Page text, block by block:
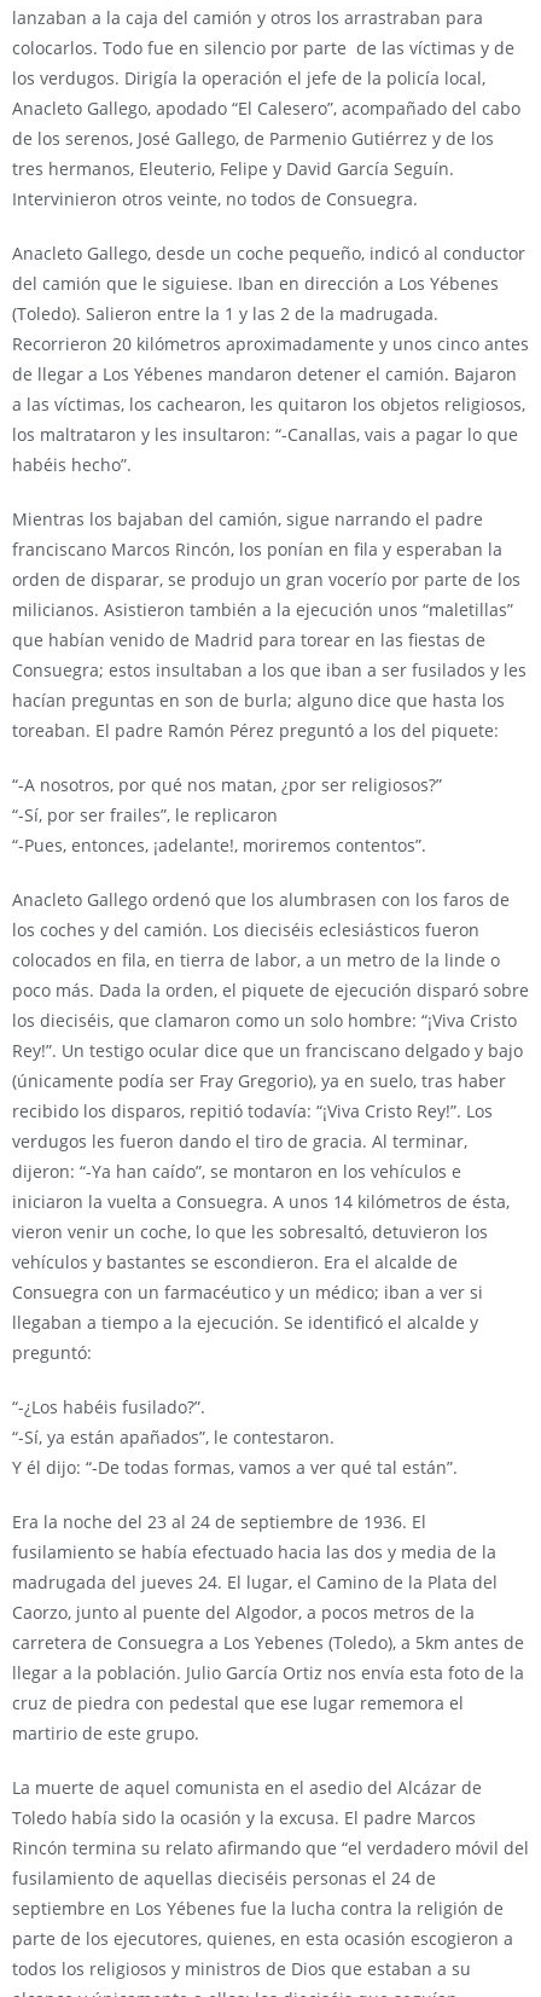
lanzaban a la caja del camión y otros los arrastraban para
colocarlos. Todo fue en silencio por parte de las víctimas y de
los verdugos. Dirigía la operación el jefe de la policía local,
Anacleto Gallego, apodado “El Calesero”, acompañado del cabo
de los serenos, José Gallego, de Parmenio Gutiérrez y de los
tres hermanos, Eleuterio, Felipe y David García Seguín.
Intervinieron otros veinte, no todos de Consuegra.
Anacleto Gallego, desde un coche pequeño, indicó al conductor
del camión que le siguiese. Iban en dirección a Los Yébenes
(Toledo). Salieron entre la 1 y las 2 de la madrugada.
Recorrieron 20 kilómetros aproximadamente y unos cinco antes
de llegar a Los Yébenes mandaron detener el camión. Bajaron
a las víctimas, los cachearon, les quitaron los objetos religiosos,
los maltrataron y les insultaron: “-Canallas, vais a pagar lo que
habéis hecho”.
Mientras los bajaban del camión, sigue narrando el padre
franciscano Marcos Rincón, los ponían en fila y esperaban la
orden de disparar, se produjo un gran vocerío por parte de los
milicianos. Asistieron también a la ejecución unos “maletillas”
que habían venido de Madrid para torear en las fiestas de
Consuegra; estos insultaban a los que iban a ser fusilados y les
hacían preguntas en son de burla; alguno dice que hasta los
toreaban. El padre Ramón Pérez preguntó a los del piquete:
“-A nosotros, por qué nos matan, ¿por ser religiosos?”
“-Sí, por ser frailes”, le replicaron
“-Pues, entonces, ¡adelante!, moriremos contentos”.
Anacleto Gallego ordenó que los alumbrasen con los faros de
los coches y del camión. Los dieciséis eclesiásticos fueron
colocados en fila, en tierra de labor, a un metro de la linde o
poco más. Dada la orden, el piquete de ejecución disparó sobre
los dieciséis, que clamaron como un solo hombre: “¡Viva Cristo
Rey!”. Un testigo ocular dice que un franciscano delgado y bajo
(únicamente podía ser Fray Gregorio), ya en suelo, tras haber
recibido los disparos, repitió todavía: “¡Viva Cristo Rey!”. Los
verdugos les fueron dando el tiro de gracia. Al terminar,
dijeron: “-Ya han caído”, se montaron en los vehículos e
iniciaron la vuelta a Consuegra. A unos 14 kilómetros de ésta,
vieron venir un coche, lo que les sobresaltó, detuvieron los
vehículos y bastantes se escondieron. Era el alcalde de
Consuegra con un farmacéutico y un médico; iban a ver si
llegaban a tiempo a la ejecución. Se identificó el alcalde y
preguntó:
“-¿Los habéis fusilado?”.
“-Sí, ya están apañados”, le contestaron.
Y él dijo: “-De todas formas, vamos a ver qué tal están”.
Era la noche del 23 al 24 de septiembre de 1936. El
fusilamiento se había efectuado hacia las dos y media de la
madrugada del jueves 24. El lugar, el Camino de la Plata del
Caorzo, junto al puente del Algodor, a pocos metros de la
carretera de Consuegra a Los Yebenes (Toledo), a 5km antes de
llegar a la población. Julio García Ortiz nos envía esta foto de la
cruz de piedra con pedestal que ese lugar rememora el
martirio de este grupo.
La muerte de aquel comunista en el asedio del Alcázar de
Toledo había sido la ocasión y la excusa. El padre Marcos
Rincón termina su relato afirmando que “el verdadero móvil del
fusilamiento de aquellas dieciséis personas el 24 de
septiembre en Los Yébenes fue la lucha contra la religión de
parte de los ejecutores, quienes, en esta ocasión escogieron a
todos los religiosos y ministros de Dios que estaban a su